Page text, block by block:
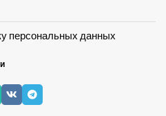
персональных данных